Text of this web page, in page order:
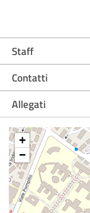
ed Ematologica
Mantiene e sviluppa il
care) e di supporto
operatori. Sono state
complementari con la
gruppi psico-educativi
laboratori di onco-
Collabora con strutture
definizione e gestione
(senologici e
tumori polmonari, dei
primitivi e secondari.
Staff
Contatti
Allegati
+
−